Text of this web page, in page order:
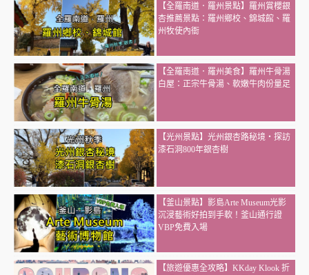
【全羅南道．羅州景點】羅州賞櫻銀
杏推薦景點：羅州鄉校、錦城館、羅
州牧使內衙
【全羅南道．羅州美食】羅州牛骨湯
白屋：正宗牛骨湯、軟嫩牛肉份量足
【光州景點】光州銀杏路秘境・探訪
漆石洞800年銀杏樹
【釜山景點】影島Arte Museum光影
沉浸藝術好拍到手軟！釜山通行證
VBP免費入場
【旅遊優惠全攻略】KKday Klook 折